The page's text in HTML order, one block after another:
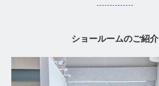
ショールームのご紹介